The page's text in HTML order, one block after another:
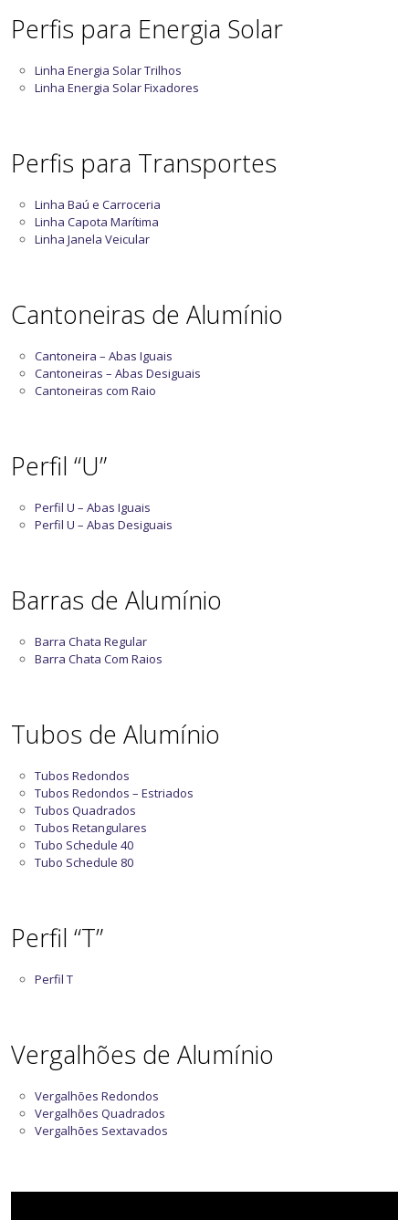
Perfis para Energia Solar
Linha Energia Solar Trilhos
Linha Energia Solar Fixadores
Perfis para Transportes
Linha Baú e Carroceria
Linha Capota Marítima
Linha Janela Veicular
Cantoneiras de Alumínio
Cantoneira – Abas Iguais
Cantoneiras – Abas Desiguais
Cantoneiras com Raio
Perfil “U”
Perfil U – Abas Iguais
Perfil U – Abas Desiguais
Barras de Alumínio
Barra Chata Regular
Barra Chata Com Raios
Tubos de Alumínio
Tubos Redondos
Tubos Redondos – Estriados
Tubos Quadrados
Tubos Retangulares
Tubo Schedule 40
Tubo Schedule 80
Perfil “T”
Perfil T
Vergalhões de Alumínio
Vergalhões Redondos
Vergalhões Quadrados
Vergalhões Sextavados